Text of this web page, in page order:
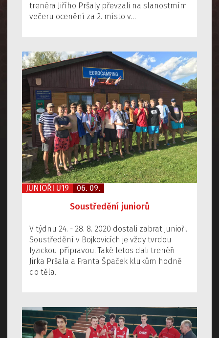
trenéra Jiřího Pršaly převzali na slanostmím
večeru ocenění za 2. místo v…
JUNIOŘI U19 06. 09.
Soustředění juniorů
V týdnu 24. - 28. 8. 2020 dostali zabrat junioři.
Soustředění v Bojkovicích je vždy tvrdou
fyzickou přípravou. Také letos dali trenéři
Jirka Pršala a Franta Špaček klukům hodně
do těla.